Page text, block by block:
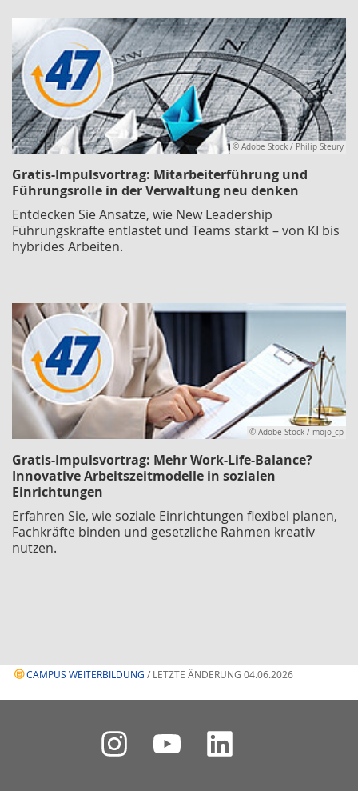
© Adobe Stock / Philip Steury
Gratis-Impulsvortrag: Mitarbeiterführung und
Führungsrolle in der Verwaltung neu denken
Entdecken Sie Ansätze, wie New Leadership
Führungskräfte entlastet und Teams stärkt – von KI bis
hybrides Arbeiten.
© Adobe Stock / mojo_cp
Gratis-Impulsvortrag: Mehr Work-Life-Balance?
Innovative Arbeitszeitmodelle in sozialen
Einrichtungen
Erfahren Sie, wie soziale Einrichtungen flexibel planen,
Fachkräfte binden und gesetzliche Rahmen kreativ
nutzen.
CAMPUS WEITERBILDUNG / LETZTE ÄNDERUNG 04.06.2026